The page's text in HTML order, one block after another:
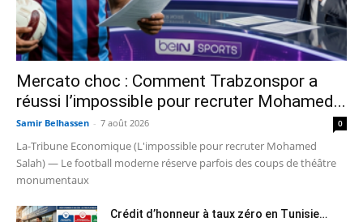
Mercato choc : Comment Trabzonspor a
réussi l’impossible pour recruter Mohamed...
Samir Belhassen - 7 août 2026 0
La-Tribune Economique (L'impossible pour recruter Mohamed
Salah) — Le football moderne réserve parfois des coups de théâtre
monumentaux
Crédit d’honneur à taux zéro en Tunisie…